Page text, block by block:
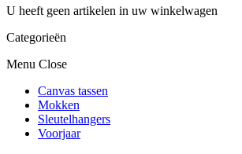
U heeft geen artikelen in uw winkelwagen
Categorieën
Menu Close
Canvas tassen
Mokken
Sleutelhangers
Voorjaar